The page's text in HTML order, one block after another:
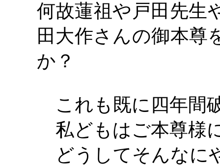
何故蓮祖や戸田先
田大作さんの御本尊
か？
これも既に四年間
私どもはご本尊様
どうしてそんなに